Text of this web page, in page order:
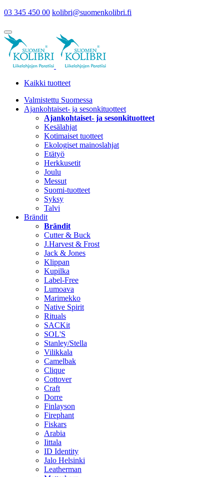
03 345 450 00 kolibri@suomenkolibri.fi
Kaikki tuotteet
Valmistettu Suomessa
Ajankohtaiset- ja sesonkituotteet
Ajankohtaiset- ja sesonkituotteet
Kesälahjat
Kotimaiset tuotteet
Ekologiset mainoslahjat
Etätyö
Herkkusetit
Joulu
Messut
Suomi-tuotteet
Syksy
Talvi
Brändit
Brändit
Cutter & Buck
J.Harvest & Frost
Jack & Jones
Klippan
Kupilka
Label-Free
Lumoava
Marimekko
Native Spirit
Rituals
SACKit
SOL'S
Stanley/Stella
Vilikkala
Camelbak
Clique
Cottover
Craft
Dorre
Finlayson
Firephant
Fiskars
Arabia
Iittala
ID Identity
Jalo Helsinki
Leatherman